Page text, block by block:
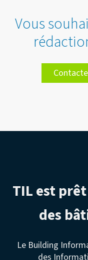
Vous
TIL est
des
Le Building
des